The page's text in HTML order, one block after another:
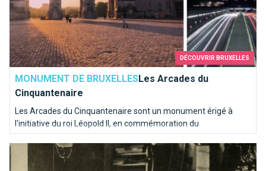
DÉCOUVRIR BRUXELLES
MONUMENT DE BRUXELLESLes Arcades du
Cinquantenaire
Les Arcades du Cinquantenaire sont un monument érigé à
l'initiative du roi Léopold II, en commémoration du
cinquantième anniversaire de l'indépendance de la Belgique en
Victor Horta, père de l’Art nouveau à Bruxelles